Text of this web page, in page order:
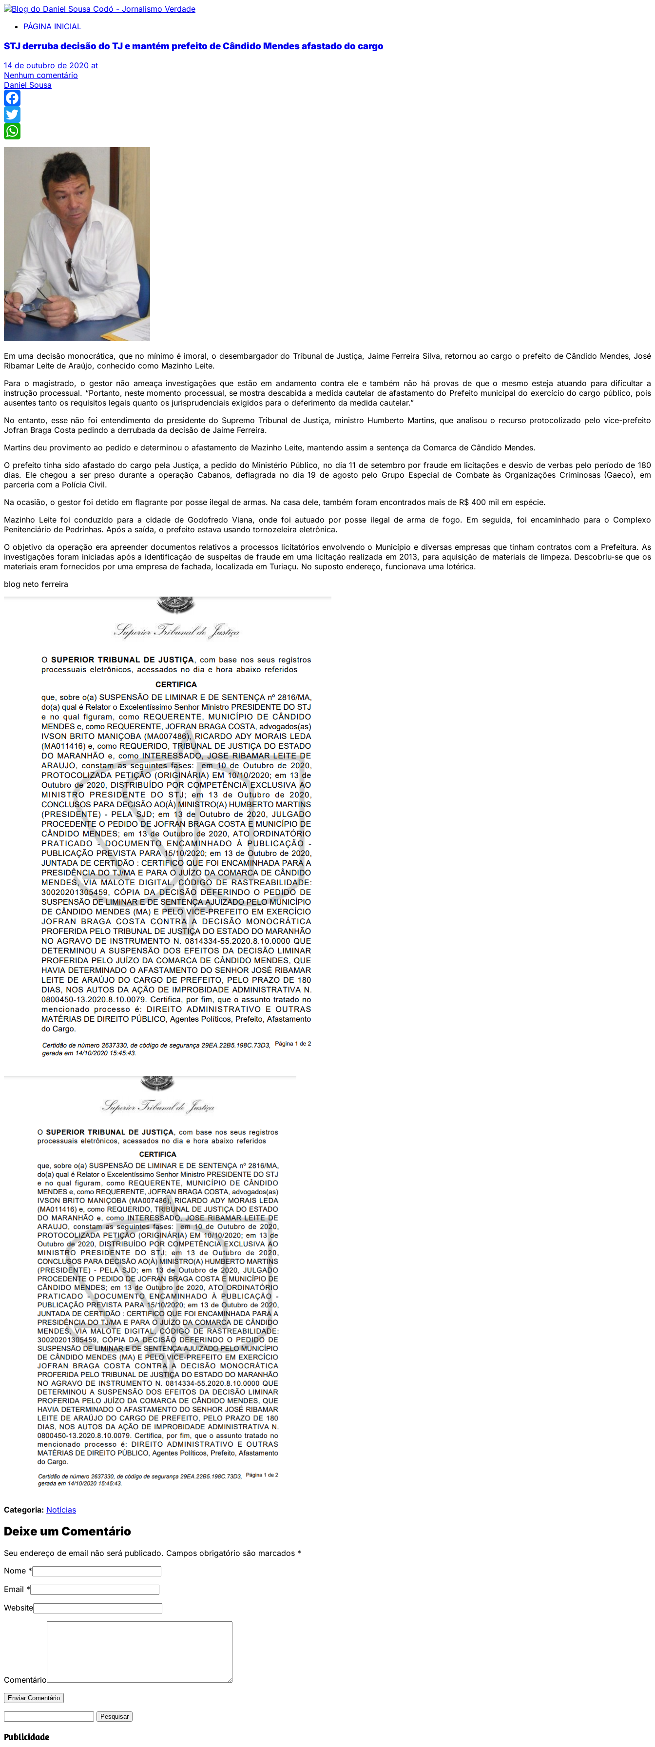
PÁGINA INICIAL
STJ derruba decisão do TJ e mantém prefeito de Cândido Mendes afastado do cargo
14 de outubro de 2020 at
Nenhum comentário
Daniel Sousa
Facebook
Twitter
WhatsApp
Em uma decisão monocrática, que no mínimo é imoral, o desembargador do Tribunal de Justiça, Jaime Ferreira Silva, retornou ao cargo o prefeito de Cândido Mendes, José
Ribamar Leite de Araújo, conhecido como Mazinho Leite.
Para o magistrado, o gestor não ameaça investigações que estão em andamento contra ele e também não há provas de que o mesmo esteja atuando para dificultar a
instrução processual. “Portanto, neste momento processual, se mostra descabida a medida cautelar de afastamento do Prefeito municipal do exercício do cargo público, pois
ausentes tanto os requisitos legais quanto os jurisprudenciais exigidos para o deferimento da medida cautelar.”
No entanto, esse não foi entendimento do presidente do Supremo Tribunal de Justiça, ministro Humberto Martins, que analisou o recurso protocolizado pelo vice-prefeito
Jofran Braga Costa pedindo a derrubada da decisão de Jaime Ferreira.
Martins deu provimento ao pedido e determinou o afastamento de Mazinho Leite, mantendo assim a sentença da Comarca de Cândido Mendes.
O prefeito tinha sido afastado do cargo pela Justiça, a pedido do Ministério Público, no dia 11 de setembro por fraude em licitações e desvio de verbas pelo período de 180
dias. Ele chegou a ser preso durante a operação Cabanos, deflagrada no dia 19 de agosto pelo Grupo Especial de Combate às Organizações Criminosas (Gaeco), em
parceria com a Polícia Civil.
Na ocasião, o gestor foi detido em flagrante por posse ilegal de armas. Na casa dele, também foram encontrados mais de R$ 400 mil em espécie.
Mazinho Leite foi conduzido para a cidade de Godofredo Viana, onde foi autuado por posse ilegal de arma de fogo. Em seguida, foi encaminhado para o Complexo
Penitenciário de Pedrinhas. Após a saída, o prefeito estava usando tornozeleira eletrônica.
O objetivo da operação era apreender documentos relativos a processos licitatórios envolvendo o Município e diversas empresas que tinham contratos com a Prefeitura. As
investigações foram iniciadas após a identificação de suspeitas de fraude em uma licitação realizada em 2013, para aquisição de materiais de limpeza. Descobriu-se que os
materiais eram fornecidos por uma empresa de fachada, localizada em Turiaçu. No suposto endereço, funcionava uma lotérica.
blog neto ferreira
Categoria: Notícias
Deixe um Comentário
Seu endereço de email não será publicado. Campos obrigatório são marcados *
Nome *
Email *
Website
Comentário
Publicidade